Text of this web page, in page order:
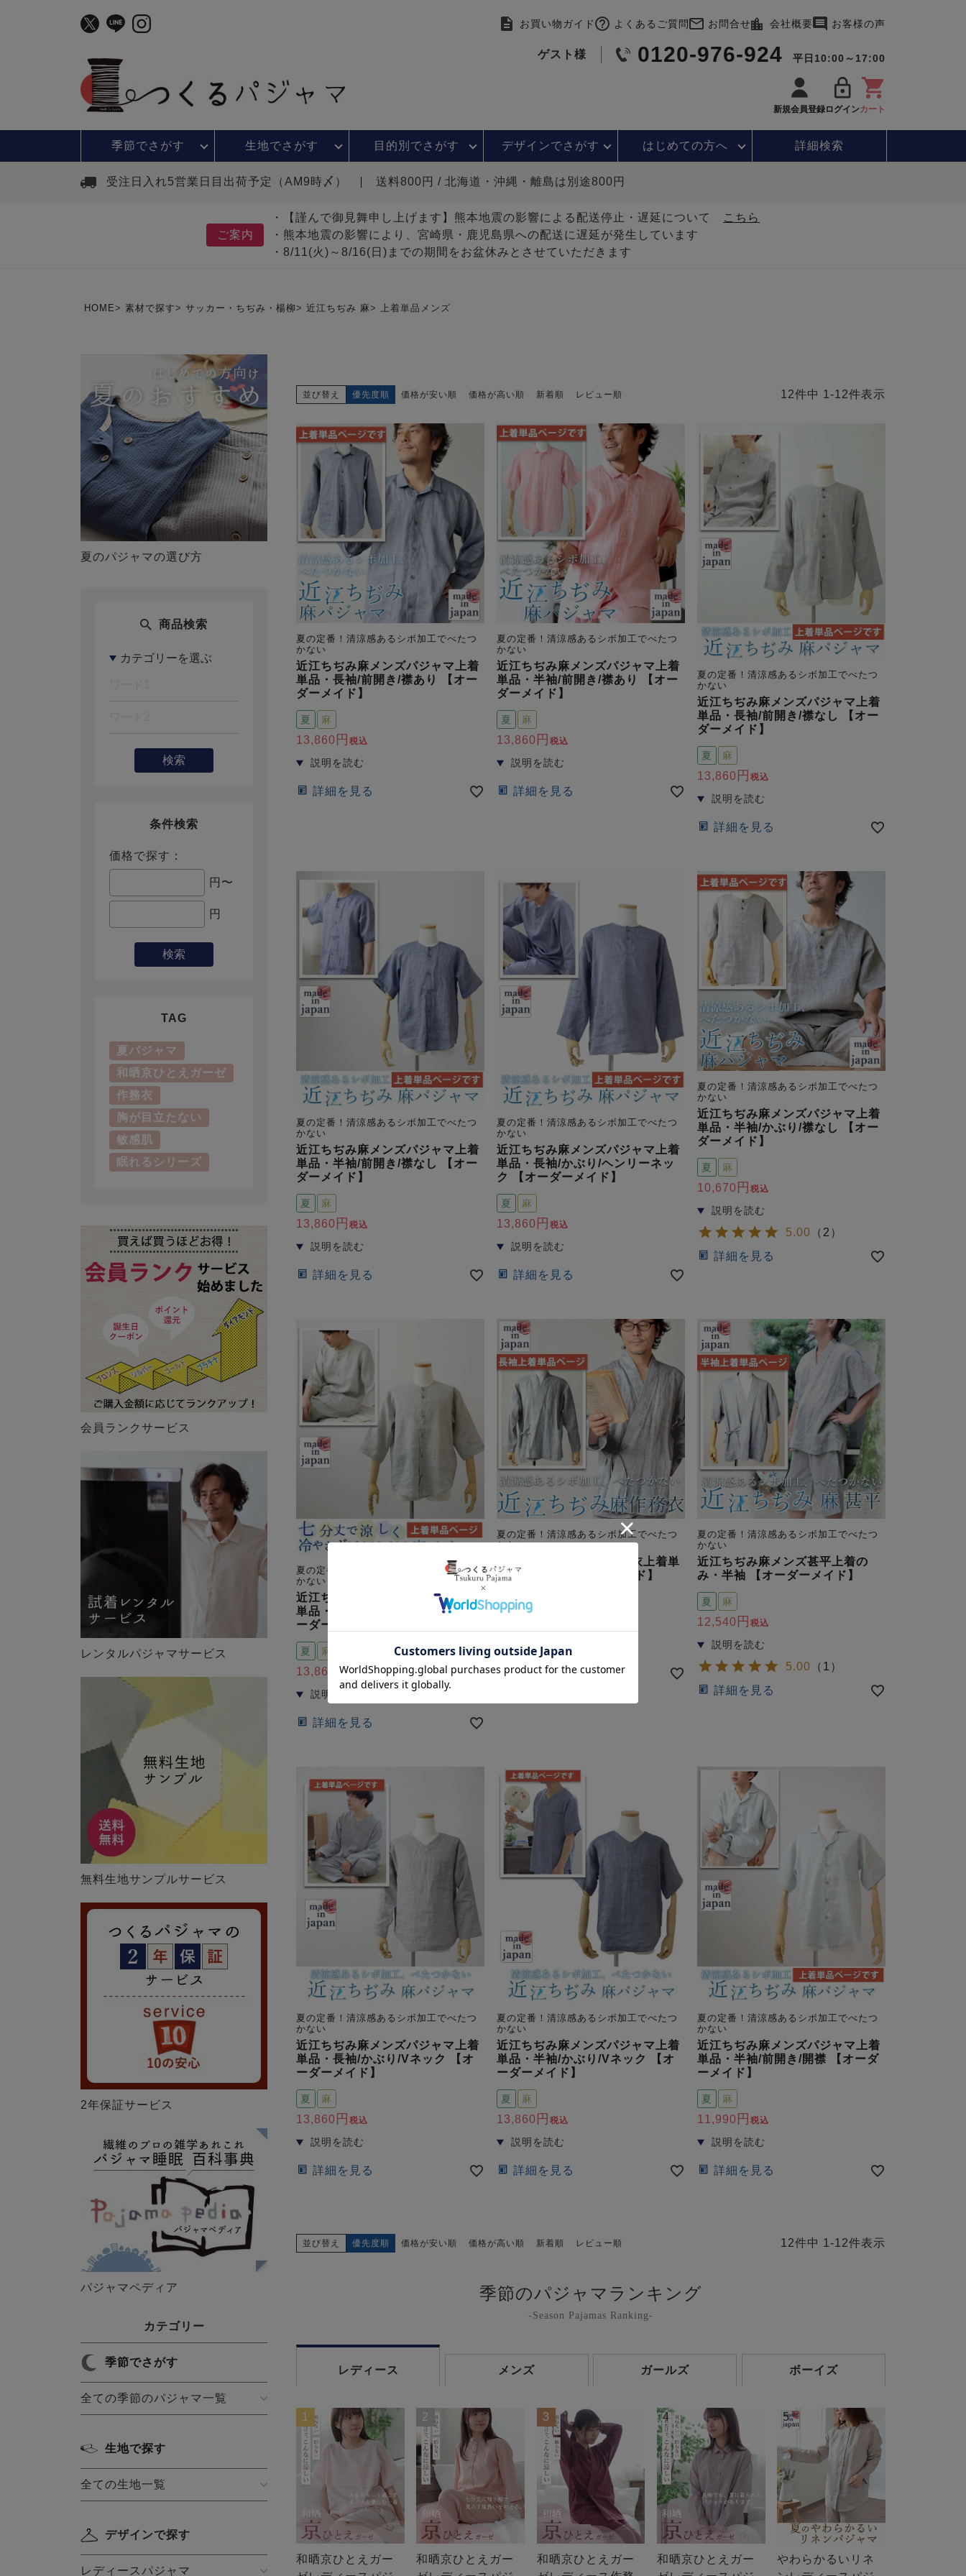
お買い物ガイド よくあるご質問 お問合せ 会社概要 お客様の声
ゲスト様 0120-976-924 平日10:00～17:00
新規会員登録ログインカート
季節でさがす 生地でさがす 目的別でさがす デザインでさがす はじめての方へ 詳細検索
受注日入れ5営業日目出荷予定（AM9時〆） 送料800円 / 北海道・沖縄・離島は別途800円
ご案内
・【謹んで御見舞申し上げます】熊本地震の影響による配送停止・遅延について
こちら
・熊本地震の影響により、宮崎県・鹿児島県への配送に遅延が発生しています
・8/11(火)～8/16(日)までの期間をお盆休みとさせていただきます
HOME 素材で探す サッカー・ちぢみ・楊柳 近江ちぢみ 麻 上着単品メンズ
夏のパジャマの選び方
商品検索
検索
条件検索
価格で探す：
円〜
円
検索
TAG
夏パジャマ
和晒京ひとえガーゼ
作務衣
胸が目立たない
敏感肌
眠れるシリーズ
会員ランクサービス
レンタルパジャマサービス
無料生地サンプルサービス
2年保証サービス
パジャマペディア
カテゴリー
季節でさがす
全ての季節のパジャマ一覧
生地で探す
全ての生地一覧
デザインで探す
レディースパジャマ
並び替え 優先度順 価格が安い順 価格が高い順 新着順 レビュー順 12件中 1 -12件表示
夏の定番！清涼感あるシボ加工でべたつ
かない
近江ちぢみ麻メンズパジャマ上着
単品・長袖/前開き/襟あり 【オー
ダーメイド】
夏 麻
13,860 税込
詳細を見る
夏の定番！清涼感あるシボ加工でべたつ
かない
近江ちぢみ麻メンズパジャマ上着
単品・半袖/前開き/襟あり 【オー
ダーメイド】
夏 麻
13,860 税込
詳細を見る
夏の定番！清涼感あるシボ加工でべたつ
かない
近江ちぢみ麻メンズパジャマ上着
単品・長袖/前開き/襟なし 【オー
ダーメイド】
夏 麻
13,860 税込
詳細を見る
夏の定番！清涼感あるシボ加工でべたつ
かない
近江ちぢみ麻メンズパジャマ上着
単品・半袖/前開き/襟なし 【オー
ダーメイド】
夏 麻
13,860 税込
詳細を見る
夏の定番！清涼感あるシボ加工でべたつ
かない
近江ちぢみ麻メンズパジャマ上着
単品・長袖/かぶり/ヘンリーネッ
ク 【オーダーメイド】
夏 麻
13,860 税込
詳細を見る
夏の定番！清涼感あるシボ加工でべたつ
かない
近江ちぢみ麻メンズパジャマ上着
単品・半袖/かぶり/襟なし 【オー
ダーメイド】
夏 麻
10,670 税込
5.00 （ 2 ）
詳細を見る
夏の定番！清涼感あるシボ加工でべたつ
かない
近江ちぢみ麻メンズパジャマ上着
単品・七分袖/前開き/襟なし 【オ
ーダーメイド】
夏 麻
13,860 税込
詳細を見る
夏の定番！清涼感あるシボ加工でべたつ
かない
近江ちぢみ麻メンズ作務衣上着単
品・長袖 【オーダーメイド】
夏 麻
詳細を見る
夏の定番！清涼感あるシボ加工でべたつ
かない
近江ちぢみ麻メンズ甚平上着の
み・半袖 【オーダーメイド】
夏 麻
12,540 税込
5.00 （ 1 ）
詳細を見る
夏の定番！清涼感あるシボ加工でべたつ
かない
近江ちぢみ麻メンズパジャマ上着
単品・長袖/かぶり/Vネック 【オ
ーダーメイド】
夏 麻
13,860 税込
詳細を見る
夏の定番！清涼感あるシボ加工でべたつ
かない
近江ちぢみ麻メンズパジャマ上着
単品・半袖/かぶり/Vネック 【オ
ーダーメイド】
夏 麻
13,860 税込
詳細を見る
夏の定番！清涼感あるシボ加工でべたつ
かない
近江ちぢみ麻メンズパジャマ上着
単品・半袖/前開き/開襟 【オーダ
ーメイド】
夏 麻
11,990 税込
詳細を見る
並び替え 優先度順 価格が安い順 価格が高い順 新着順 レビュー順 12件中 1 -12件表示
季節のパジャマランキング
-Season Pajamas Ranking-
レディース メンズ ガールズ ボーイズ
1
和晒京ひとえガー
2
和晒京ひとえガー
3
和晒京ひとえガー
4
和晒京ひとえガー
5
やわらかるいリネ